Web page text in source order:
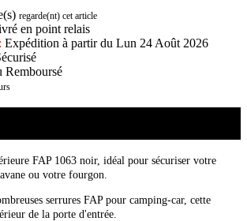
regarde(nt) cet article
en point relais
Expédition à partir du Lun 24 Août 2026
Remboursé
FAP 1063 noir, idéal pour sécuriser votre
ou votre fourgon.
serrures FAP pour camping-car, cette
de la porte d'entrée.